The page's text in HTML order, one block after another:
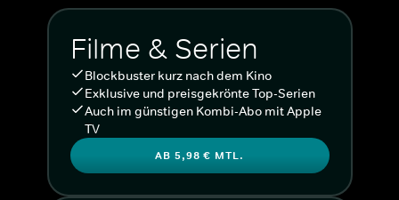
Filme & Serien
Blockbuster kurz nach dem Kino
Exklusive und preisgekrönte Top-Serien
Auch im günstigen Kombi-Abo mit Apple
TV
AB 5,98 € MTL.